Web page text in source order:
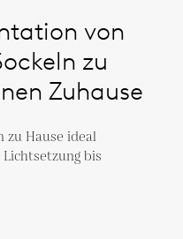
von
zu
Zuhause
zu Hause ideal
bis